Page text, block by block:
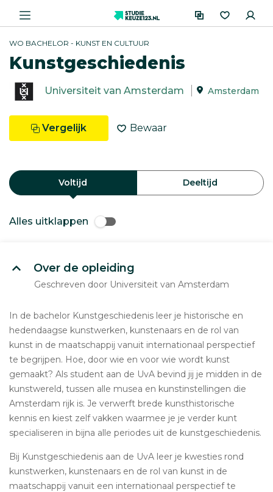
WO BACHELOR - KUNST EN CULTUUR
Kunstgeschiedenis
Universiteit van Amsterdam Amsterdam
Vergelijk Bewaar
Voltijd Deeltijd
Alles uitklappen
Over de opleiding
Geschreven door Universiteit van Amsterdam
In de bachelor Kunstgeschiedenis leer je historische en
hedendaagse kunstwerken, kunstenaars en de rol van
kunst in de maatschappij vanuit internationaal perspectief
te begrijpen. Hoe, door wie en voor wie wordt kunst
gemaakt? Als student aan de UvA bevind jij je midden in de
kunstwereld, tussen alle musea en kunstinstellingen die
Amsterdam rijk is. Je verwerft brede kunsthistorische
kennis en kiest zelf vakken waarmee je je verder kunt
specialiseren in bijna alle periodes uit de kunstgeschiedenis.
Bij Kunstgeschiedenis aan de UvA leer je kwesties rond
kunstwerken, kunstenaars en de rol van kunst in de
maatschappij vanuit een internationaal perspectief te